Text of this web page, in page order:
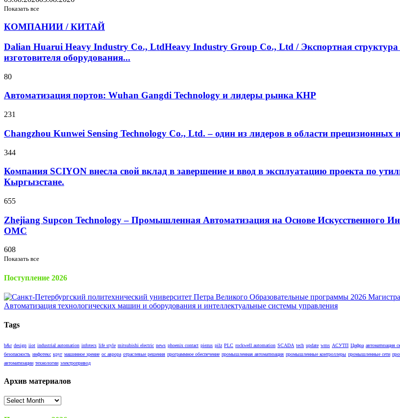
Показать все
КОМПАНИИ / КИТАЙ
Dalian Huarui Heavy Industry Co., LtdHeavy Industry Group Co., Ltd / Экспортная
изготовителя оборудования...
80
Автоматизация портов: Wuhan Gangdi Technology и лидеры рынка КНР
231
Changzhou Kunwei Sensing Technology Co., Ltd. – один из лидеров в области прецизионных
344
Компания SCIYON внесла свой вклад в завершение и ввод в эксплуатацию проекта по
Кыргызстане.
655
Zhejiang Supcon Technology – Промышленная Автоматизация на Основе Искусственного
OMC
608
Показать все
Поступление 2026
Tags
b&r design iiot industrial automation infotecs life style mitsubishi electric news phoenix contact piezus pilz PLC rockwell automation SCADA tech update wms АСУТП Цифра автоматизация
безопасность инфотекс круг машинное зрение ос аврора отраслевые решения программное обеспечение промышленная автоматизация промышленные контроллеры промышленные сети
автоматизации технологии электропривод
Архив материалов
Архив